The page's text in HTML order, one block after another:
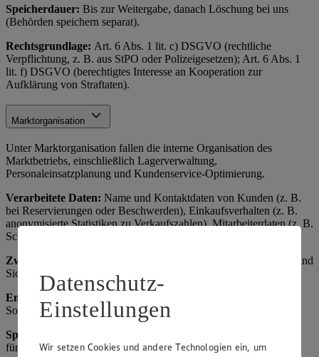
Speicherdauer: Bis zur Weitergabe, danach Löschung bei uns
(Behörden speichern separat).
Rechtsgrundlage: Art. 6 Abs. 1 lit. c) DSGVO (rechtliche
Verpflichtung, z. B. aus StPO oder Polizeigesetzen); Art. 6 Abs. 1
lit. f) DSGVO (berechtigtes Interesse an Kooperation zur
Aufklärung von Straftaten).
Marktorganisation
Unter Marktorganisation fallen die interne Organisation des
Marktbetriebs, einschließlich Lagerverwaltung,
Personaleinsatzplanung und Kundenservice-Optimierung.
Verarbeitete Daten: Name und Kontaktdaten von Kunden (z. B.
bei Reservierungen oder Beschwerden), Einkaufsverhalten (z. B.
anonymisierte Statistiken zu Verkaufszahlen), Mitarbeiterdaten (z. B.
Schichtpläne).
Zweck:
Effiziente Betriebsführung, Verbesserung des Angebots und
Sicherstellung der Verfügbarkeit von Waren.
Empfänger:
Software (z. B. ERP-Systeme als Auftragsverarbeiter).
Speicherdauer
für Analysen, danach Anonymisierung oder Löschung.
Datenschutz-
Einstellungen
Wir setzen Cookies und andere Technologien ein, um